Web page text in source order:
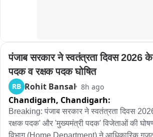
पंजाब सरकार ने स्वतंत्रता दिवस 2026 के
पदक व रक्षक पदक घोषित
RB Rohit Bansal 8h ago
Chandigarh, Chandigarh:
Breaking: पंजाब सरकार ने स्वतंत्रता दिवस
रक्षक पदक' और 'मुख्यमंत्री पदक' विजेताओं की
विभाग (Home Department) ने आधिकारिक